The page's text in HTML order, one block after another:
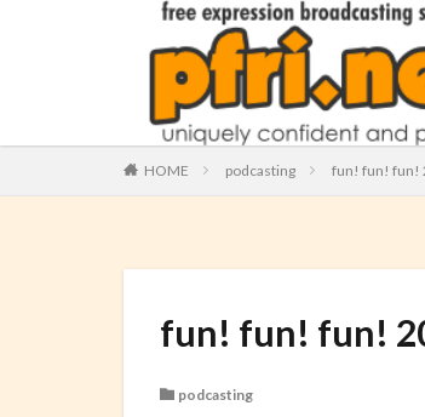
HOME podcasting fun! fun! fun!
fun! fun! fun!
podcasting